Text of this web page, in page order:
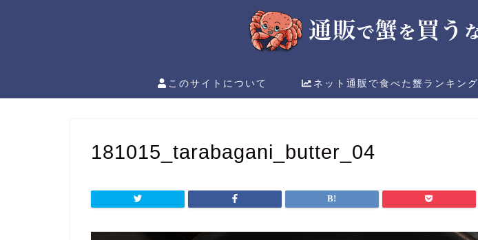
このサイトについて ネット通販で食べた蟹ランキング
181015_tarabagani_butter_04